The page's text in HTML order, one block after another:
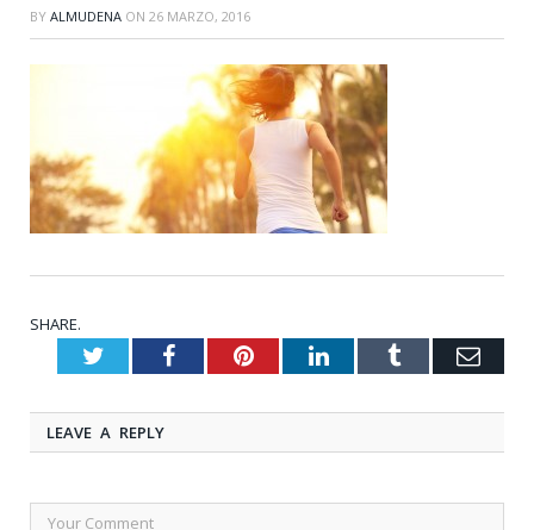
BY ALMUDENA ON 26 MARZO, 2016
SHARE.
TwitterFacebookPinterestLinkedInTumblr
LEAVE A REPLY